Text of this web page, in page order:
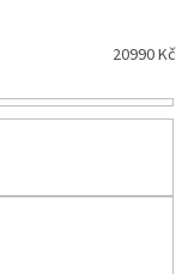
20990Kč